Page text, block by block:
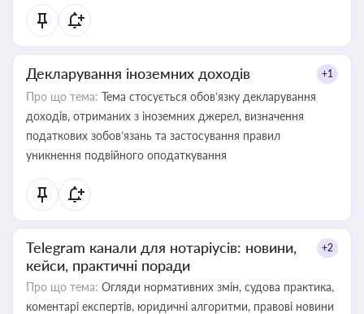
Декларування іноземних доходів +1
Про що тема: Тема стосується обов’язку декларування
доходів, отриманих з іноземних джерел, визначення
податкових зобов’язань та застосування правил
уникнення подвійного оподаткування
Telegram канали для нотаріусів: новини,
кейси, практичні поради
+2
Про що тема: Огляди нормативних змін, судова практика,
коментарі експертів, юридичні алгоритми, правові новини